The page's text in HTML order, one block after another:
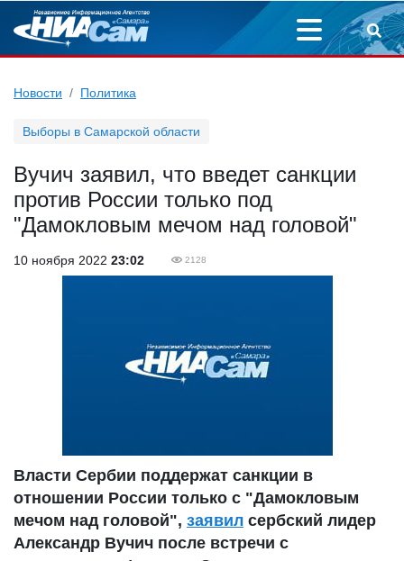
Новости Политика
Выборы в Самарской области
Вучич заявил, что введет санкции
против России только под
"Дамокловым мечом над головой"
10 ноября 2022 23:02 2128
Власти Сербии поддержат санкции в
отношении России только с "Дамокловым
мечом над головой", заявил сербский лидер
Александр Вучич после встречи с